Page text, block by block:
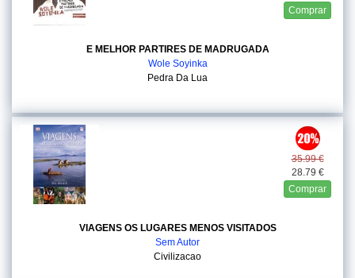
Comprar
E MELHOR PARTIRES DE MADRUGADA
Wole Soyinka
Pedra Da Lua
35.99 €
28.79 €
Comprar
VIAGENS OS LUGARES MENOS VISITADOS
Sem Autor
Civilizacao